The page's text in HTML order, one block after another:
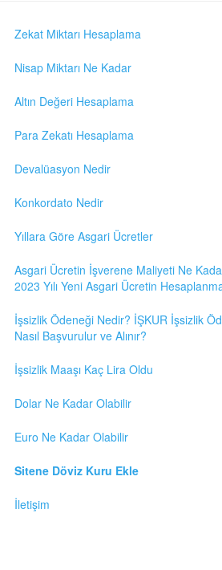
Zekat Miktarı Hesaplama
Nisap Miktarı Ne Kadar
Altın Değeri Hesaplama
Para Zekatı Hesaplama
Devalüasyon Nedir
Konkordato Nedir
Yıllara Göre Asgari Ücretler
Asgari Ücretin İşverene Maliyeti Ne
2023 Yılı Yeni Asgari Ücretin
İşsizlik Ödeneği Nedir? İŞKUR İşsizlik
Nasıl Başvurulur ve Alınır?
İşsizlik Maaşı Kaç Lira Oldu
Dolar Ne Kadar Olabilir
Euro Ne Kadar Olabilir
Sitene Döviz Kuru Ekle
İletişim